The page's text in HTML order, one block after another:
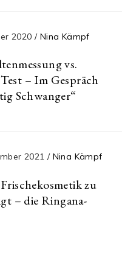
2020 / Nina Kämpf
vs.
– Im Gespräch
Schwanger“
2021 / Nina Kämpf
zu
– die Ringana-